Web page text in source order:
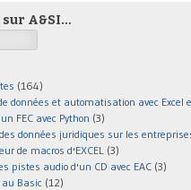
A&SI…
(164)
données et automatisation avec Excel
FEC avec Python (3)
données juridiques sur les
de macros d'EXCEL (3)
pistes audio d'un CD avec EAC (3)
Basic (12)